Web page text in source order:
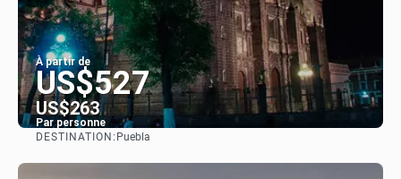
À partir de
US$527
US$263
Par personne
DESTINATION: Puebla